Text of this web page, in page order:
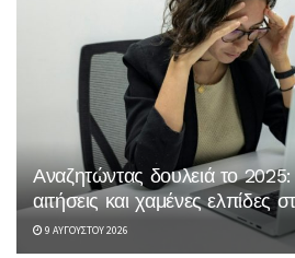
Αναζητώντας δουλειά το 2025:
αιτήσεις και χαμένες ελπίδες
9 ΑΥΓΟΎΣΤΟΥ 2026